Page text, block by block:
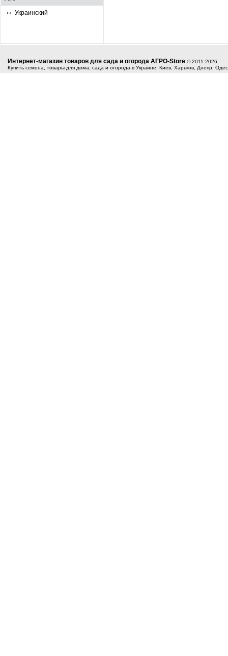
Украинский
Интернет-магазин товаров для сада и огорода АГРО-Store © 2011-2026
Купить семена, товары для дома, сада и огорода в Украине: Киев, Харьков, Днепр,